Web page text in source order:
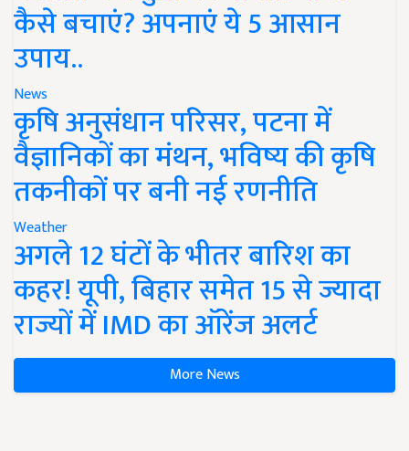
कैसे बचाएं? अपनाएं ये 5 आसान
उपाय..
News
कृषि अनुसंधान परिसर, पटना में
वैज्ञानिकों का मंथन, भविष्य की कृषि
तकनीकों पर बनी नई रणनीति
Weather
अगले 12 घंटों के भीतर बारिश का
कहर! यूपी, बिहार समेत 15 से ज्यादा
राज्यों में IMD का ऑरेंज अलर्ट
More News